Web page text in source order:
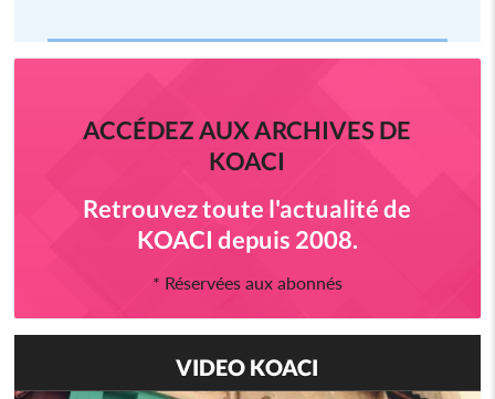
ACCÉDEZ AUX ARCHIVES DE
KOACI
Retrouvez toute l'actualité de
KOACI depuis 2008.
* Réservées aux abonnés
VIDEO KOACI